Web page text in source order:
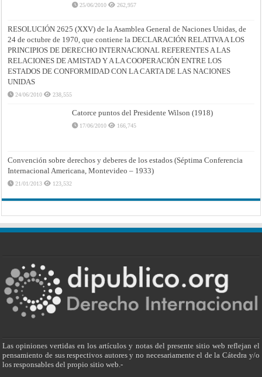
25/06/2010 262,957
RESOLUCIÓN 2625 (XXV) de la Asamblea General de Naciones Unidas, de
24 de octubre de 1970, que contiene la DECLARACIÓN RELATIVA A LOS
PRINCIPIOS DE DERECHO INTERNACIONAL REFERENTES A LAS
RELACIONES DE AMISTAD Y A LA COOPERACIÓN ENTRE LOS
ESTADOS DE CONFORMIDAD CON LA CARTA DE LAS NACIONES
UNIDAS
24/06/2010 238,555
Catorce puntos del Presidente Wilson (1918)
17/06/2010 166,745
Convención sobre derechos y deberes de los estados (Séptima Conferencia
Internacional Americana, Montevideo – 1933)
21/01/2013 123,532
Las opiniones vertidas en los artículos y notas del presente sitio web reflejan el
pensamiento de sus respectivos autores y no necesariamente el de la Cátedra y/o
los responsables del propio sitio web.-